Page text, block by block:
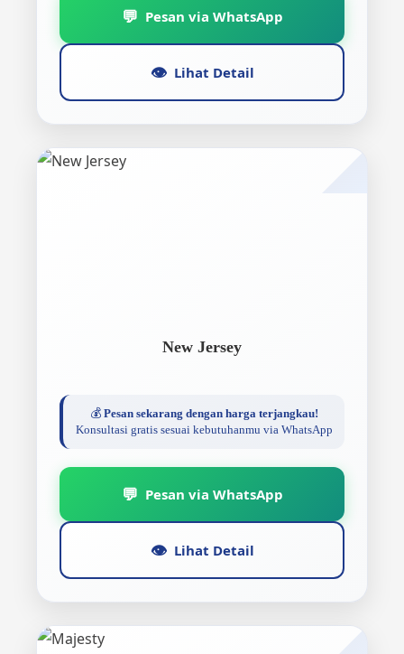
💬 Pesan via WhatsApp
👁️ Lihat Detail
New Jersey
💰 Pesan sekarang dengan harga terjangkau!
Konsultasi gratis sesuai kebutuhanmu via WhatsApp
💬 Pesan via WhatsApp
👁️ Lihat Detail